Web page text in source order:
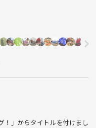
！」からタイトルを付けまし